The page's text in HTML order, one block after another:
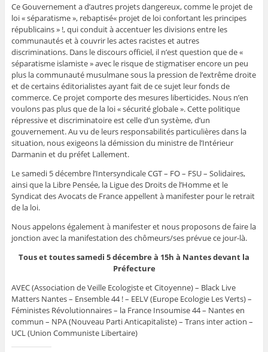
Ce Gouvernement a d’autres projets dangereux, comme le projet de
loi « séparatisme », rebaptisé« projet de loi confortant les principes
républicains » !, qui conduit à accentuer les divisions entre les
communautés et à couvrir les actes racistes et autres
discriminations. Dans le discours officiel, il n’est question que de «
séparatisme islamiste » avec le risque de stigmatiser encore un peu
plus la communauté musulmane sous la pression de l’extrême droite
et de certains éditorialistes ayant fait de ce sujet leur fonds de
commerce. Ce projet comporte des mesures liberticides. Nous n’en
voulons pas plus que de la loi « sécurité globale ». Cette politique
répressive et discriminatoire est celle d’un système, d’un
gouvernement. Au vu de leurs responsabilités particulières dans la
situation, nous exigeons la démission du ministre de l’Intérieur
Darmanin et du préfet Lallement.
Le samedi 5 décembre l’Intersyndicale CGT – FO – FSU – Solidaires,
ainsi que la Libre Pensée, la Ligue des Droits de l’Homme et le
Syndicat des Avocats de France appellent à manifester pour le retrait
de la loi.
Nous appelons également à manifester et nous proposons de faire la
jonction avec la manifestation des chômeurs/ses prévue ce jour-là.
Tous et toutes samedi 5 décembre à 15h à Nantes devant la
Préfecture
AVEC (Association de Veille Ecologiste et Citoyenne) – Black Live
Matters Nantes – Ensemble 44 ! – EELV (Europe Ecologie Les Verts) –
Féministes Révolutionnaires – la France Insoumise 44 – Nantes en
commun – NPA (Nouveau Parti Anticapitaliste) – Trans inter action –
UCL (Union Communiste Libertaire)